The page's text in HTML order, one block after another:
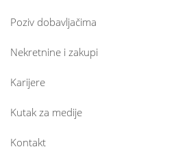
Poziv dobavljačima
Nekretnine i zakupi
Karijere
Kutak za medije
Kontakt